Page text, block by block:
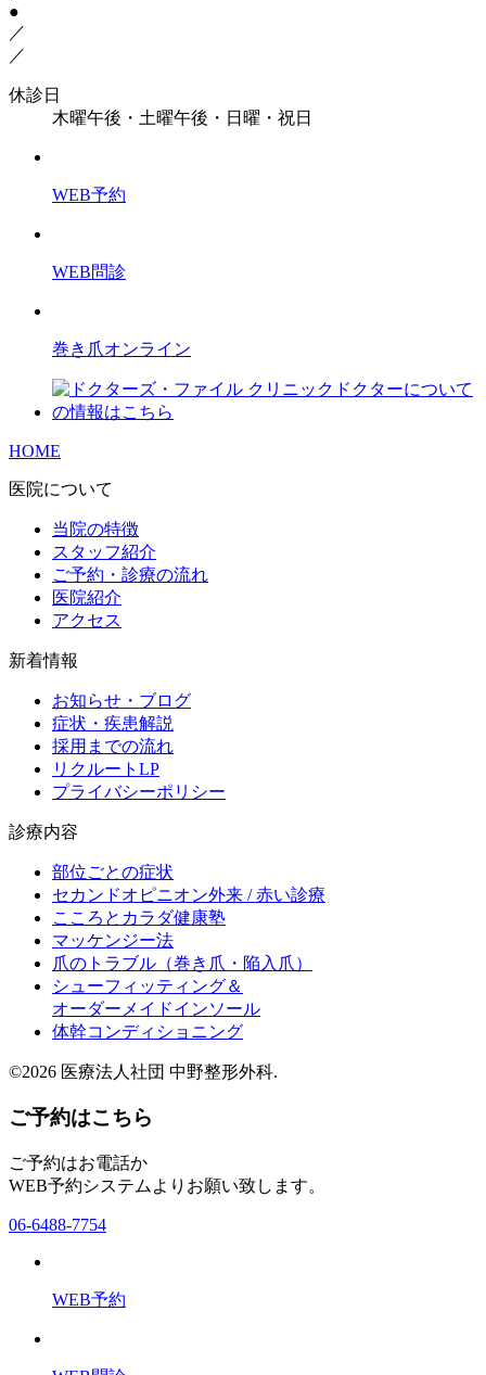
●
／
／
休診日
木曜午後・土曜午後・日曜・祝日
WEB予約
WEB問診
巻き爪オンライン
HOME
医院について
当院の特徴
スタッフ紹介
ご予約・診療の流れ
医院紹介
アクセス
新着情報
お知らせ・ブログ
症状・疾患解説
採用までの流れ
リクルートLP
プライバシーポリシー
診療内容
部位ごとの症状
セカンドオピニオン外来 / 赤い診療
こころとカラダ健康塾
マッケンジー法
爪のトラブル（巻き爪・陥入爪）
シューフィッティング＆
オーダーメイドインソール
体幹コンディショニング
©2026 医療法人社団 中野整形外科.
ご予約はこちら
ご予約はお電話か
WEB予約システムよりお願い致します。
06-6488-7754
WEB予約